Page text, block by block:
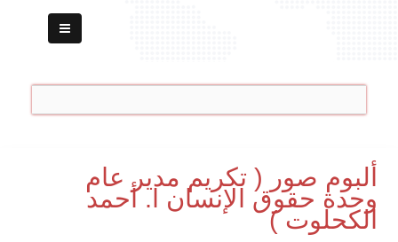
ألبوم صور ( تكريم مدير عام
وحدة حقوق الإنسان ا. أحمد
الكحلوت )